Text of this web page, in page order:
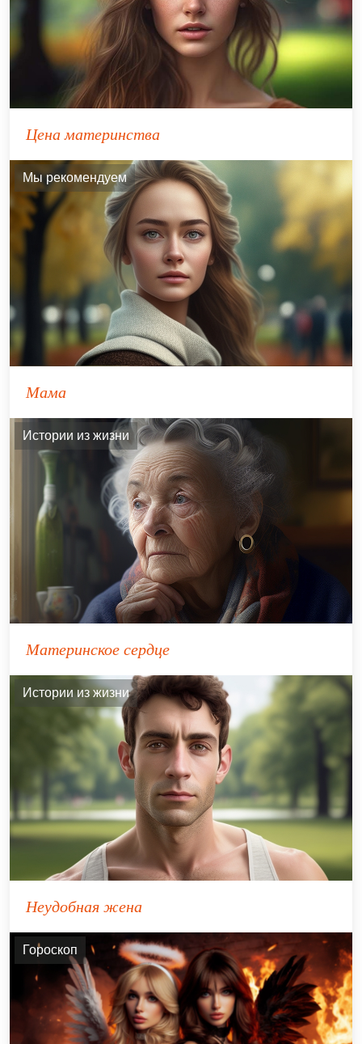
Цена материнства
Мы рекомендуем
Мама
Истории из жизни
Материнское сердце
Истории из жизни
Неудобная жена
Гороскоп